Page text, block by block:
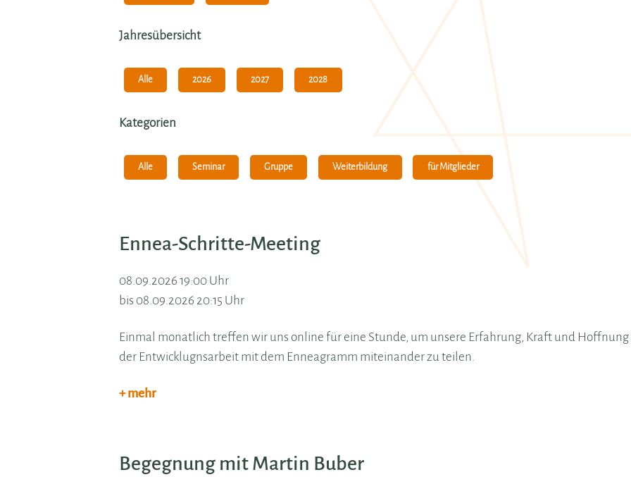
Jahresübersicht
Alle 2026 2027 2028
Kategorien
Alle Seminar Gruppe Weiterbildung für Mitglieder
Ennea-Schritte-Meeting
08.09.2026 19:00 Uhr
bis 08.09.2026 20:15 Uhr
Einmal monatlich treffen wir uns online für eine Stunde, um unsere Erfahrung, Kraft und Hoffnung
der Entwicklugnsarbeit mit dem Enneagramm miteinander zu teilen.
+ mehr
Begegnung mit Martin Buber